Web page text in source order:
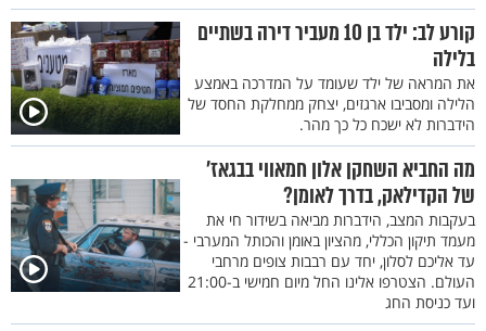
קורע לב: ילד בן 10 מעביר דירה בשתיים
בלילה
את המראה של ילד שעומד על המדרכה באמצע
הלילה ומסביבו ארגזים, יצחק ממחלקת החסד של
הידברות לא ישכח כל כך מהר.
מה החביא השחקן אלון חמאווי בבגאז’
של הקדילאק, בדרך לאומן?
בעקבות המצב, הידברות מביאה בשידור חי את
מעמד תיקון הכללי, מהציון באומן והכותל המערבי -
עד אליכם לסלון, יחד עם רבבות צופים מרחבי
העולם. הצטרפו אלינו החל מיום חמישי ב-21:00
ועד כניסת החג